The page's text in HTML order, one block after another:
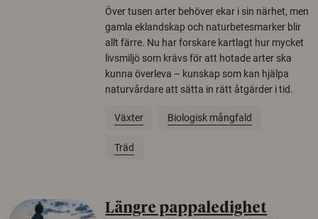
Över tusen arter behöver ekar i sin närhet, men
gamla eklandskap och naturbetesmarker blir
allt färre. Nu har forskare kartlagt hur mycket
livsmiljö som krävs för att hotade arter ska
kunna överleva – kunskap som kan hjälpa
naturvårdare att sätta in rätt åtgärder i tid.
Växter Biologisk mångfald
Träd
Längre pappaledighet